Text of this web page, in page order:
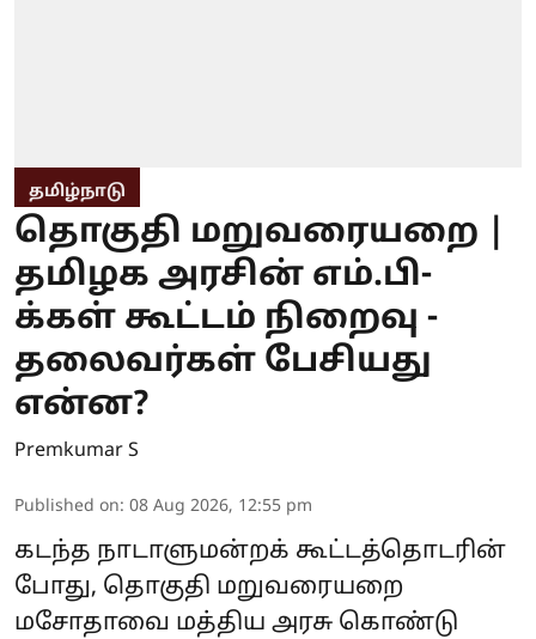
தமிழ்நாடு
தொகுதி மறுவரையறை |
தமிழக அரசின் எம்.பி-
க்கள் கூட்டம் நிறைவு -
தலைவர்கள் பேசியது
என்ன?
Premkumar S
Published on: 08 Aug 2026, 12:55 pm
கடந்த நாடாளுமன்றக் கூட்டத்தொடரின்
போது, தொகுதி மறுவரையறை
மசோதாவை மத்திய அரசு கொண்டு